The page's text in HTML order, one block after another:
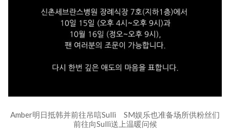
Amber明日抵韩并前往吊唁Sulli SM娱乐也准备场所供粉丝们
前往向Sulli送上温暖问候